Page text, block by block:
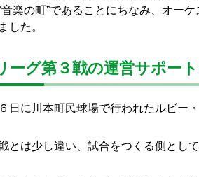
音楽の町”であることにちなみ、オー
した。
ーグ第３戦の運営サポート
日に川本町民球場で行われたルビー
とは少し違い、試合をつくる側とし